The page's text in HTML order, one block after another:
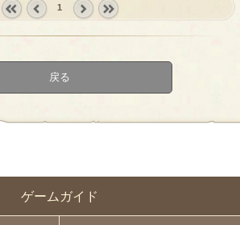
ゲームガイド
1
戻る